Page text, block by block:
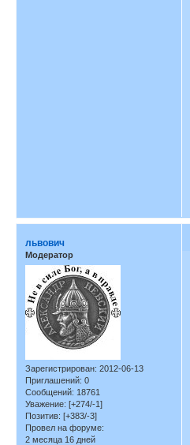
львович
Модератор
Зарегистрирован: 2012-06-13
Приглашений: 0
Сообщений: 18761
Уважение: [+274/-1]
Позитив: [+383/-3]
Провел на форуме:
2 месяца 16 дней